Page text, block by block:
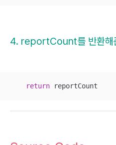
4. reportCount를 반환해
return reportCount